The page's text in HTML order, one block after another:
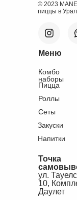
ул.
10,
Даулет
Точка
Комбо
наборы
Роллы
Сеты
Закуски
Напитки
Пицца
Меню
© 2023
пиццы в